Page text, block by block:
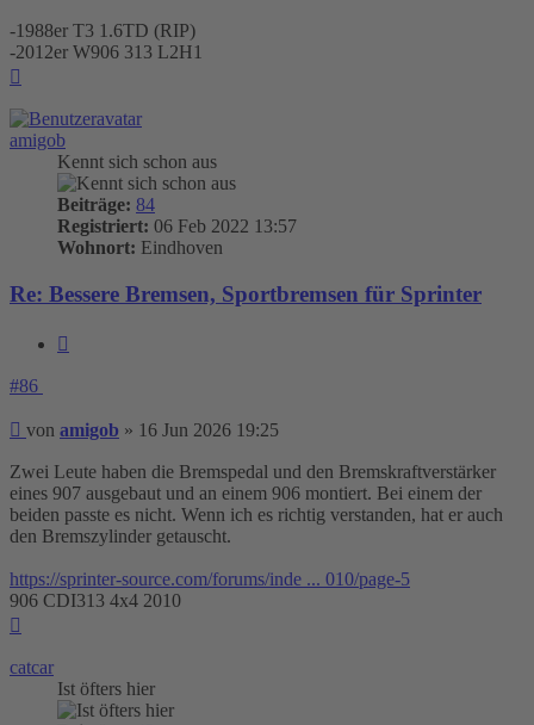
-1988er T3 1.6TD (RIP)
-2012er W906 313 L2H1
amigob
Kennt sich schon aus
Beiträge: 84
Registriert: 06 Feb 2022 13:57
Wohnort: Eindhoven
Re: Bessere Bremsen, Sportbremsen für Sprinter
#86
Beitrag
von amigob » 16 Jun 2026 19:25
Zwei Leute haben die Bremspedal und den Bremskraftverstärker
eines 907 ausgebaut und an einem 906 montiert. Bei einem der
beiden passte es nicht. Wenn ich es richtig verstanden, hat er auch
den Bremszylinder getauscht.
https://sprinter-source.com/forums/inde ... 010/page-5
906 CDI313 4x4 2010
catcar
Ist öfters hier